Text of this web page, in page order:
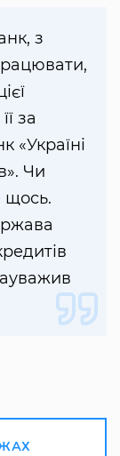
з
за
«Україні
Чи
щось.